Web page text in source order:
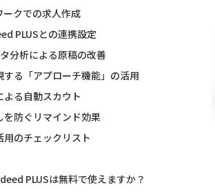
クでの求人作成
PLUSとの連携設定
分析による原稿の改善
る「アプローチ機能」の活用
る自動スカウト
防ぐリマインド効果
のチェックリスト
PLUSは無料で使えますか？